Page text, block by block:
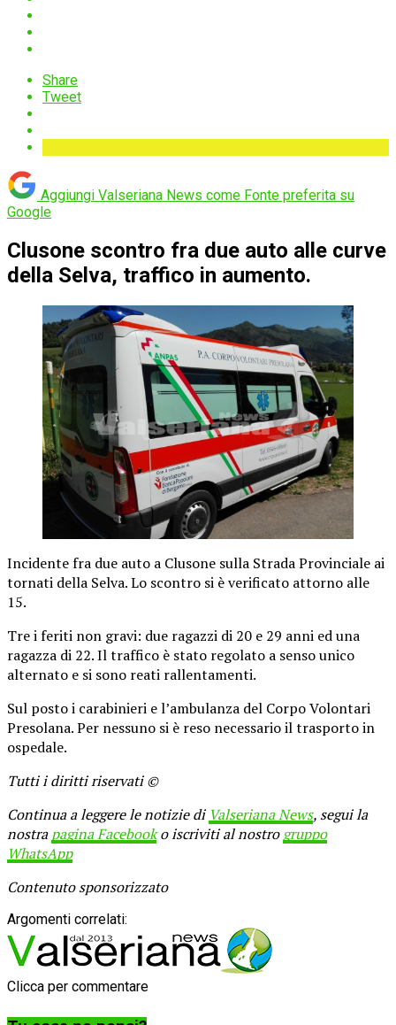
Share
Tweet
Aggiungi Valseriana News come Fonte preferita su
Google
Clusone scontro fra due auto alle curve
della Selva, traffico in aumento.
Incidente fra due auto a Clusone sulla Strada Provinciale ai
tornati della Selva. Lo scontro si è verificato attorno alle
15.
Tre i feriti non gravi: due ragazzi di 20 e 29 anni ed una
ragazza di 22. Il traffico è stato regolato a senso unico
alternato e si sono reati rallentamenti.
Sul posto i carabinieri e l’ambulanza del Corpo Volontari
Presolana. Per nessuno si è reso necessario il trasporto in
ospedale.
Tutti i diritti riservati ©
Continua a leggere le notizie di Valseriana News, segui la
nostrapagina Facebooko iscriviti al nostrogruppo
WhatsApp
Contenuto sponsorizzato
Argomenti correlati:
Clicca per commentare